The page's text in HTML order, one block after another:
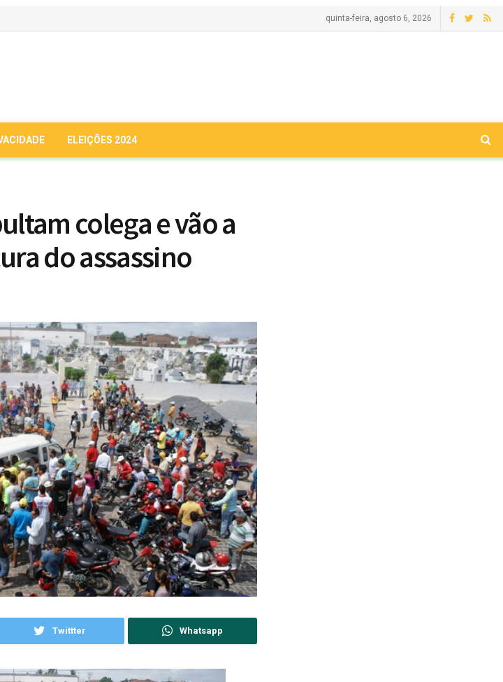
quinta-feira, agosto 6, 2026
ELEIÇÕES 2024
colega e vão a
do assassino
Twittter Whatsapp